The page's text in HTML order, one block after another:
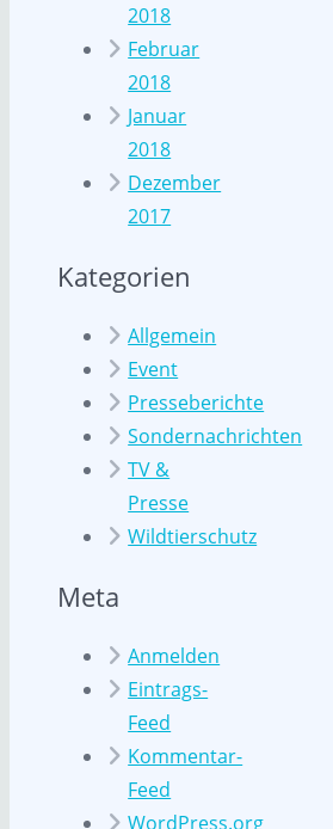
2018
Februar
2018
Januar
2018
Dezember
2017
Kategorien
Allgemein
Event
Presseberichte
Sondernachrichten
TV &
Presse
Wildtierschutz
Meta
Anmelden
Eintrags-
Feed
Kommentar-
Feed
WordPress.org